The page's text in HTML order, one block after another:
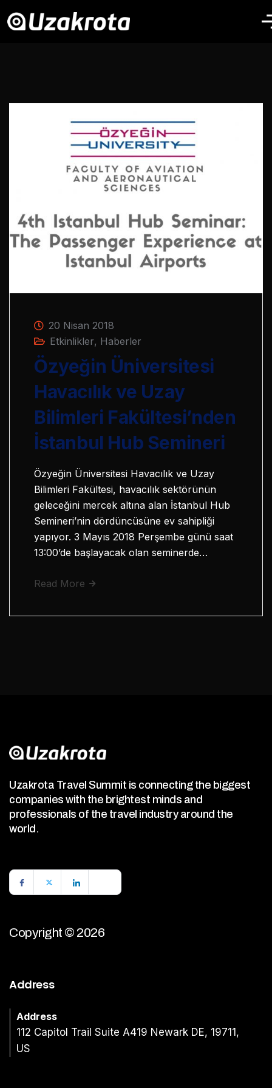
20 Nisan 2018
Etkinlikler, Haberler
Özyeğin Üniversitesi
Havacılık ve Uzay
Bilimleri Fakültesi’nden
İstanbul Hub Semineri
Özyeğin Üniversitesi Havacılık ve Uzay
Bilimleri Fakültesi, havacılık sektörünün
geleceğini mercek altına alan İstanbul Hub
Semineri’nin dördüncüsüne ev sahipliği
yapıyor. 3 Mayıs 2018 Perşembe günü saat
13:00’de başlayacak olan seminerde…
Read More
Uzakrota Travel Summit is connecting the biggest
companies with the brightest minds and
professionals of the travel industry around the
world.
Copyright © 2026
Address
Address
112 Capitol Trail Suite A419 Newark DE, 19711,
US